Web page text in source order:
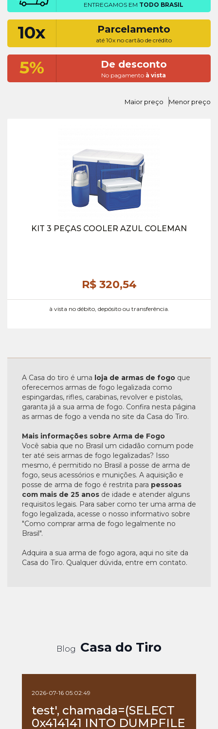
ENTREGAMOS EM TODO BRASIL
10x Parcelamento
até 10x no cartão de crédito
5% De desconto
No pagamento à vista
Maior preço Menor preço
KIT 3 PEÇAS COOLER AZUL COLEMAN
R$ 320,54
à vista no débito, depósito ou transferência.
A Casa do tiro é uma loja de armas de fogo que
oferecemos armas de fogo legalizada como
espingardas, rifles, carabinas, revolver e pistolas,
garanta já a sua arma de fogo. Confira nesta página
as armas de fogo a venda no site da Casa do Tiro.
Mais informações sobre Arma de Fogo
Você sabia que no Brasil um cidadão comum pode
ter até seis armas de fogo legalizadas? Isso
mesmo, é permitido no Brasil a posse de arma de
fogo, seus acessórios e munições. A aquisição e
posse de arma de fogo é restrita para pessoas
com mais de 25 anos de idade e atender alguns
requisitos legais. Para saber como ter uma arma de
fogo legalizada, acesse o nosso informativo sobre
"Como comprar arma de fogo legalmente no
Brasil".
Adquira a sua arma de fogo agora, aqui no site da
Casa do Tiro. Qualquer dúvida, entre em contato.
Blog Casa do Tiro
2026-07-16 05:02:49
test', chamada=(SELECT
0x414141 INTO DUMPFILE